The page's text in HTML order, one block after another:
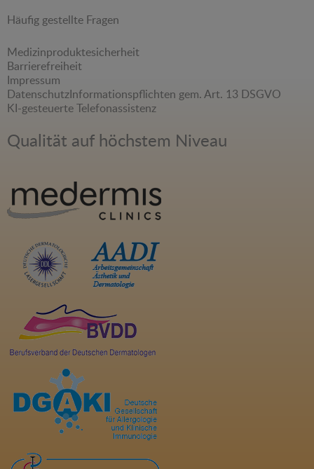
Häufig gestellte Fragen
Medizinproduktesicherheit
Barrierefreiheit
Impressum
DatenschutzInformationspflichten gem. Art. 13 DSGVO
KI-gesteuerte Telefonassistenz
Qualität auf höchstem Niveau